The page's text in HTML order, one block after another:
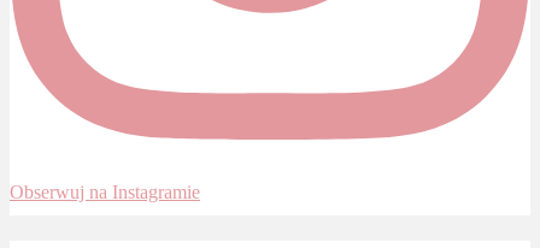
Obserwuj na Instagramie